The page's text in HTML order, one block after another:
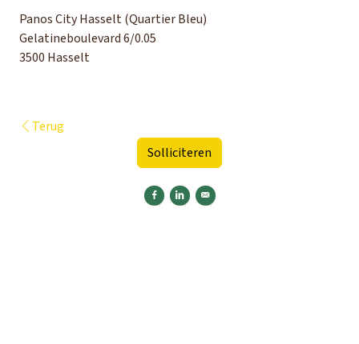
Panos City Hasselt (Quartier Bleu)
Gelatineboulevard 6/0.05
3500 Hasselt
Terug
Solliciteren
Delen op Facebook
Delen op LinkedInVersturen per e-mail